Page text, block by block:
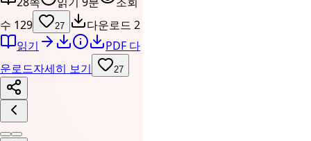
수 129
27
다운로드 2
읽기
PDF 다
운로드자세히 보기 27